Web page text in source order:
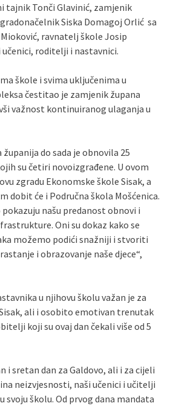
tajnik Tonči Glavinić, zamjenik
Siska Domagoj Orlić sa
ravnatelj škole Josip
roditelji i nastavnici.
škole i svima uključenima u
čestitao je zamjenik župana
važnost kontinuiranog ulaganja u
županija do sada je obnovila 25
su četiri novoizgrađene. U ovom
zgradu Ekonomske škole Sisak, a
dobit će i Područna škola Mošćenica.
našu predanost obnovi i
Oni su dokaz kako se
možemo podići snažniji i stvoriti
i obrazovanje naše djece“,
u njihovu školu važan je za
ali i osobito emotivan trenutak
koji su ovaj dan čekali više od 5
i sretan dan za Galdovo, ali i za cijeli
neizvjesnosti, naši učenici i učitelji
svoju školu. Od prvog dana mandata